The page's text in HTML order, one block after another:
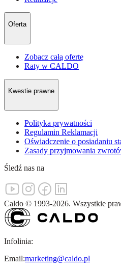
Oferta
Zobacz całą ofertę
Raty w CALDO
Kwestie prawne
Polityka prywatności
Regulamin Reklamacji
Oświadczenie o posiadaniu
Zasady przyjmowania
Śledź nas na
Caldo © 1993-2026. Wszystkie
Infolinia:
Email:marketing@caldo.pl